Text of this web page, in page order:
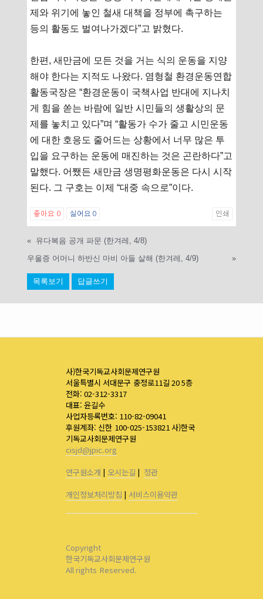
제와 위기에 놓인 철새 대책을 정부에 촉구하는
등의 활동도 벌여나가겠다”고 밝혔다.
한편, 새만금에 모든 것을 거는 식의 운동을 지양
해야 한다는 지적도 나왔다. 염형철 환경운동연합
활동국장은 “환경운동이 국책사업 반대에 지나치
게 힘을 쏟는 바람에 일반 시민들의 생활상의 문
제를 놓치고 있다”며 “활동가 수가 줄고 시민운동
에 대한 호응도 줄어드는 상황에서 너무 많은 투
입을 요구하는 운동에 매진하는 것은 곤란하다”고
말했다. 어쨌든 새만금 생명평화운동은 다시 시작
된다. 그 구호는 이제 “대중 속으로”이다.
좋아요 0 싫어요 0 인쇄
« 유다복음 공개 파문 (한겨레, 4/8)
우울증 어머니 하반신 마비 아들 살해 (한겨레, 4/9)
»
목록보기 답글쓰기
사)한국기독교사회문제연구원
서울특별시 서대문구 충정로11길 20 5층
전화: 02-312-3317
대표: 윤길수
사업자등록번호: 110-82-09041
후원계좌: 신한 100-025-153821 사)한국
기독교사회문제연구원
cisjd@jpic.org
연구원소개 | 오시는길 | 정관
개인정보처리방침 | 서비스이용약관
Copyright
한국기독교사회문제연구원
All rights Reserved.